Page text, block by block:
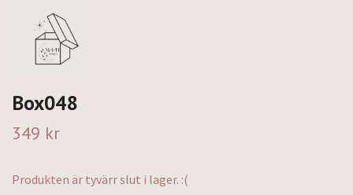
Box048
349 kr
Produkten är tyvärr slut i lager. :(